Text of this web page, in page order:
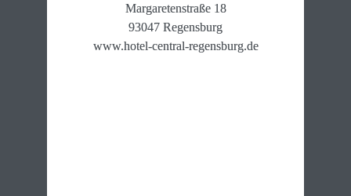
Margaretenstraße 18
93047 Regensburg
www.hotel-central-regensburg.de